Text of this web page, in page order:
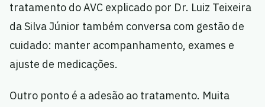
tratamento do AVC explicado por Dr. Luiz Teixeira
da Silva Júnior também conversa com gestão de
cuidado: manter acompanhamento, exames e
ajuste de medicações.
Outro ponto é a adesão ao tratamento. Muita